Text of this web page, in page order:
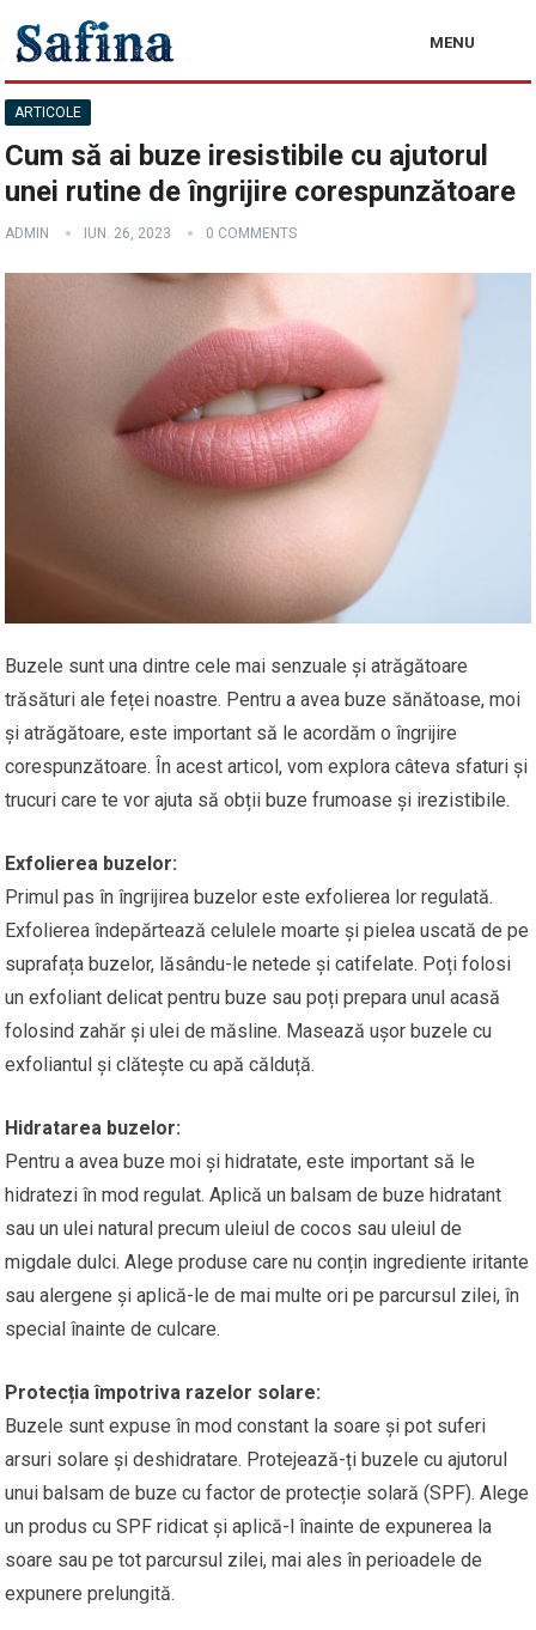
MENU
ARTICOLE
Cum să ai buze iresistibile cu ajutorul
unei rutine de îngrijire corespunzătoare
ADMIN IUN. 26, 2023 0 COMMENTS
Buzele sunt una dintre cele mai senzuale și atrăgătoare
trăsături ale feței noastre. Pentru a avea buze sănătoase, moi
și atrăgătoare, este important să le acordăm o îngrijire
corespunzătoare. În acest articol, vom explora câteva sfaturi și
trucuri care te vor ajuta să obții buze frumoase și irezistibile.
Exfolierea buzelor:
Primul pas în îngrijirea buzelor este exfolierea lor regulată.
Exfolierea îndepărtează celulele moarte și pielea uscată de pe
suprafața buzelor, lăsându-le netede și catifelate. Poți folosi
un exfoliant delicat pentru buze sau poți prepara unul acasă
folosind zahăr și ulei de măsline. Masează ușor buzele cu
exfoliantul și clătește cu apă călduță.
Hidratarea buzelor:
Pentru a avea buze moi și hidratate, este important să le
hidratezi în mod regulat. Aplică un balsam de buze hidratant
sau un ulei natural precum uleiul de cocos sau uleiul de
migdale dulci. Alege produse care nu conțin ingrediente iritante
sau alergene și aplică-le de mai multe ori pe parcursul zilei, în
special înainte de culcare.
Protecția împotriva razelor solare:
Buzele sunt expuse în mod constant la soare și pot suferi
arsuri solare și deshidratare. Protejează-ți buzele cu ajutorul
unui balsam de buze cu factor de protecție solară (SPF). Alege
un produs cu SPF ridicat și aplică-l înainte de expunerea la
soare sau pe tot parcursul zilei, mai ales în perioadele de
expunere prelungită.